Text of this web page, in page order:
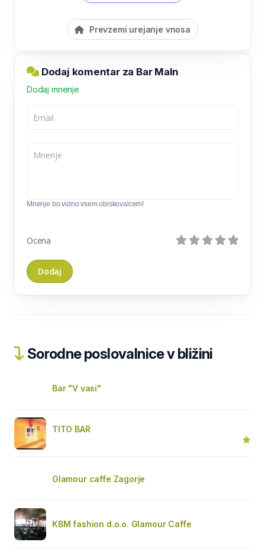
Prevzemi urejanje vnosa
Dodaj komentar za Bar Maln
Dodaj mnenje
Mnenje bo vidno vsem obiskovalcem!
Ocena
Sorodne poslovalnice v bližini
Bar "V vasi"
TITO BAR
Glamour caffe Zagorje
KBM fashion d.o.o. Glamour Caffe